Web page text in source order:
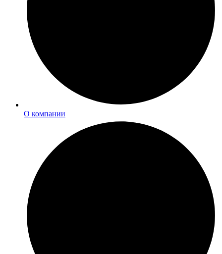
О компании